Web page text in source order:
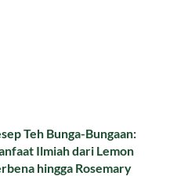
Teh Bunga-Bungaan:
Ilmiah dari Lemon
hingga Rosemary